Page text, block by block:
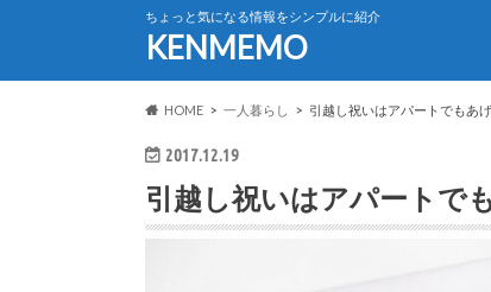
ちょっと気になる情報をシンプルに紹介
KENMEMO
HOME 一人暮らし 引越し祝いはアパートでもあ
2017.12.19
引越し祝いはアパートで